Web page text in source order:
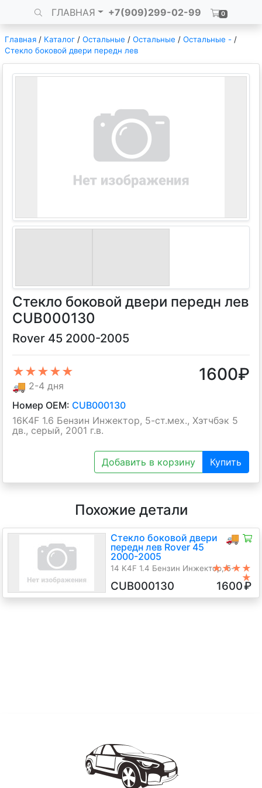
ГЛАВНАЯ +7(909)299-02-99 0
Главная / Каталог / Остальные / Остальные / Остальные - /
Стекло боковой двери передн лев
Стекло боковой двери передн лев
CUB000130
Rover 45 2000-2005
★★★★★
🚚 2-4 дня
1600₽
Номер OEM: CUB000130
16K4F 1.6 Бензин Инжектор, 5-ст.мех., Хэтчбэк 5
дв., серый, 2001 г.в.
Добавить в корзину Купить
Похожие детали
🚚
Стекло боковой двери
передн лев Rover 45
2000-2005
14 K4F 1.4 Бензин Инжектор, 5-
2003 г.в.
★★★★
★
CUB000130 1600₽